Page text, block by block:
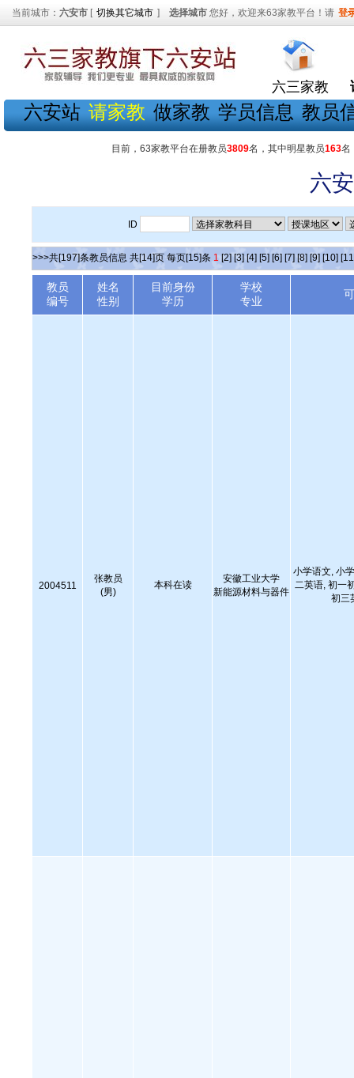
当前城市： 六安市 [ 切换其它城市 ] 选择城市 您好，欢迎来63家教平台！请 登
六三家教
六安站 请家教 做家教 学员信息 教员
目前，63家教平台在册教员3809名，其中明星教员163名
六
ID
>>>共[197]条教员信息 共[14]页 每页[15]条 1 [2] [3] [4] [5] [6] [7] [8] [9] [10]
教员
编号
姓名
性别
目前身份
学历
学校
专业
2004511
张教员
(男)
本科在读
安徽工业大学
新能源材料与器件
小学语文, 小
二英语, 初一
初三